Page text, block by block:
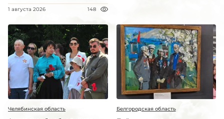
1 августа 2026 148
Челябинская область Белгородская область